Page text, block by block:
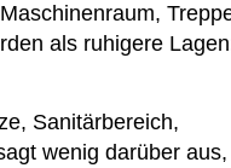
als ruhigere
Sanitärbereich,
wenig darüber aus,